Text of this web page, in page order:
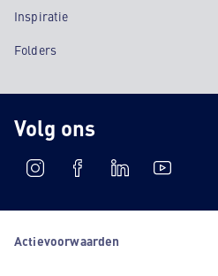
Inspiratie
Folders
Volg ons
Actievoorwaarden